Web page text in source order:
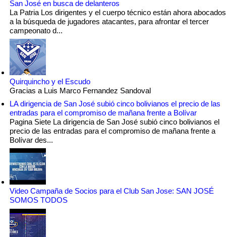
San José en busca de delanteros
La Patria Los dirigentes y el cuerpo técnico están ahora abocados
a la búsqueda de jugadores atacantes, para afrontar el tercer
campeonato d...
Quirquincho y el Escudo
Gracias a Luis Marco Fernandez Sandoval
LA dirigencia de San José subió cinco bolivianos el precio de las
entradas para el compromiso de mañana frente a Bolívar
Pagina Siete La dirigencia de San José subió cinco bolivianos el
precio de las entradas para el compromiso de mañana frente a
Bolívar des...
Video Campaña de Socios para el Club San Jose: SAN JOSÉ
SOMOS TODOS